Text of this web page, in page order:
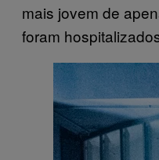
mais jovem de
foram